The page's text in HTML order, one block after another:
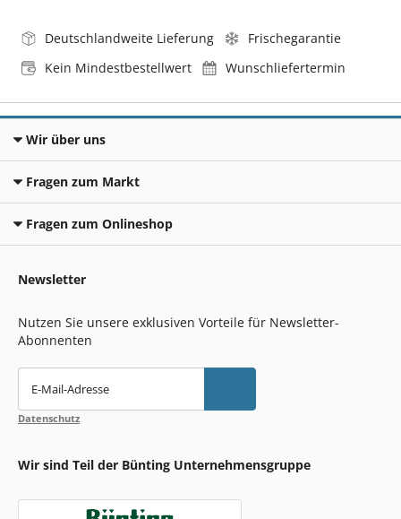
Deutschlandweite Lieferung
Frischegarantie
Kein Mindestbestellwert
Wunschliefertermin
Wir über uns
Fragen zum Markt
Fragen zum Onlineshop
Newsletter
Nutzen Sie unsere exklusiven Vorteile für Newsletter-
Abonnenten
E-Mail-Adresse
Datenschutz
Wir sind Teil der Bünting Unternehmensgruppe